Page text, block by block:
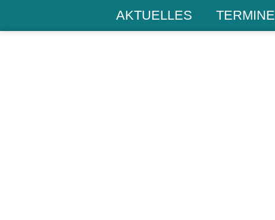
AKTUELLES TERMINE